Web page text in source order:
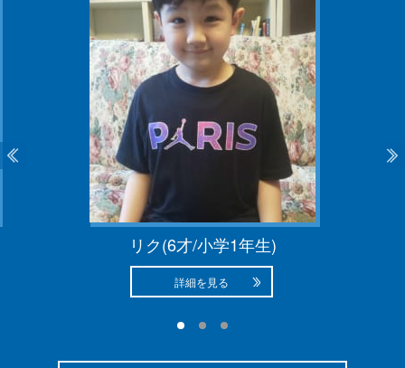
リク(6才/小学1年生)
詳細を見る